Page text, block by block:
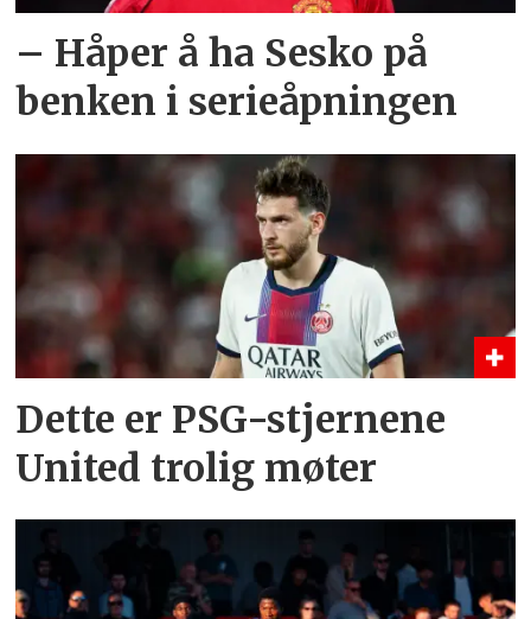
– Håper å ha Sesko på
benken i serieåpningen
Dette er PSG-stjernene
United trolig møter